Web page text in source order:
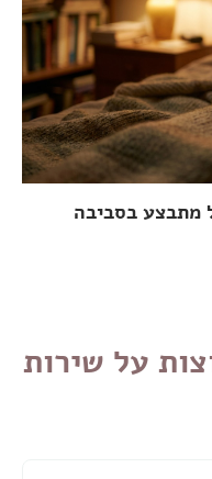
מתבצע בסביבה
על שירות